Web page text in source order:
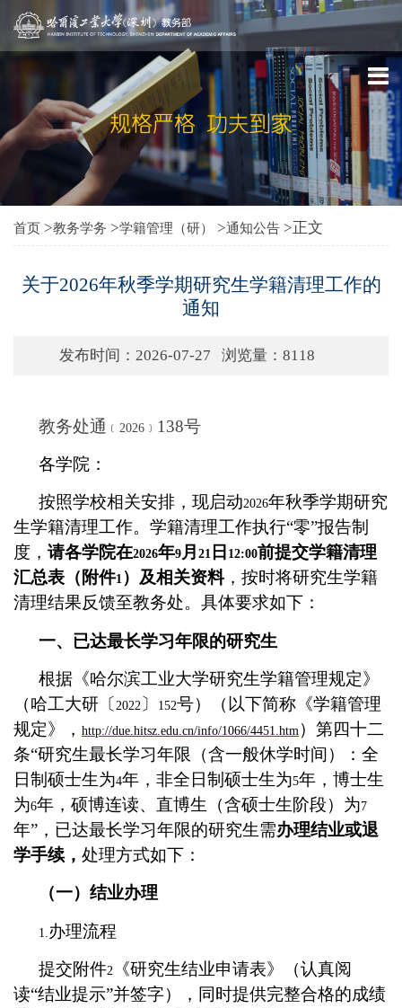
首页 >教务学务 >学籍管理（研） >通知公告 >正文
关于2026年秋季学期研究生学籍清理工作的
通知
发布时间：2026-07-27 浏览量： 8118
教务处通 ﹝ 2026 ﹞ 138号
各学院：
按照学校相关安排，现启动2026年秋季学期研究
生学籍清理工作。学籍清理工作执行“零”报告制
度， 请各学院在2026年9月 21 日 12:00前提交学籍清理
汇总表（附件1 ）及相关资料，按时将研究生学籍
清理结果反馈至教务处。具体要求如下：
一、已达最长学习年限的研究生
根据《哈尔滨工业大学研究生学籍管理规定》
（哈工大研〔 2022 〕 152号）（以下简称《学籍管理
规定》， http://due.hitsz.edu.cn/info/1066/4451.htm ）第四十二
条“研究生最长学习年限（含一般休学时间）：全
日制硕士生为4年，非全日制硕士生为5年，博士生
为6年，硕博连读、直博生（含硕士生阶段）为7
年”，已达最长学习年限的研究生需办理结业或退
学手续， 处理方式如下：
（一）结业办理
1. 办理流程
提交附件2
《研究生结业申请表》（认真阅
读“结业提示”并签字），同时提供完整合格的成绩